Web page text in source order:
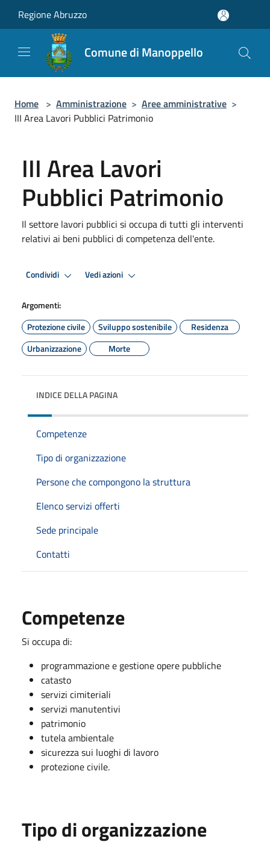
Regione Abruzzo
Comune di Manoppello
Home > Amministrazione > Aree amministrative >
III Area Lavori Pubblici Patrimonio
III Area Lavori
Pubblici Patrimonio
Il settore lavori pubblici si occupa di tutti gli interventi
relativi ai beni pubblici di competenza dell'ente.
Condividi Vedi azioni
Argomenti:
Protezione civile
Sviluppo sostenibile
Residenza
Urbanizzazione
Morte
INDICE DELLA PAGINA
Competenze
Tipo di organizzazione
Persone che compongono la struttura
Elenco servizi offerti
Sede principale
Contatti
Competenze
Si occupa di:
programmazione e gestione opere pubbliche
catasto
servizi cimiteriali
servizi manutentivi
patrimonio
tutela ambientale
sicurezza sui luoghi di lavoro
protezione civile.
Tipo di organizzazione